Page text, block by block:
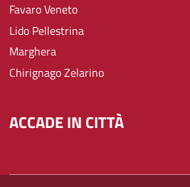
Favaro Veneto
Lido Pellestrina
Marghera
Chirignago Zelarino
ACCADE IN CITTÀ